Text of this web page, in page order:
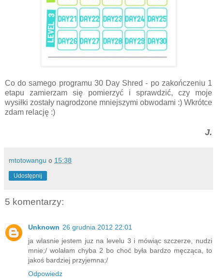
Co do samego programu 30 Day Shred - po zakończeniu 1
etapu zamierzam się pomierzyć i sprawdzić, czy moje
wysiłki zostały nagrodzone mniejszymi obwodami :) Wkrótce
zdam relację :)
J.
mtotowangu o 15:38
Udostępnij
5 komentarzy:
Unknown 26 grudnia 2012 22:01
ja wlasnie jestem juz na levelu 3 i mówiąc szczerze, nudzi
mnie;/ wolałam chyba 2 bo choć była bardzo męcząca, to
jakoś bardziej przyjemna;/
Odpowiedz